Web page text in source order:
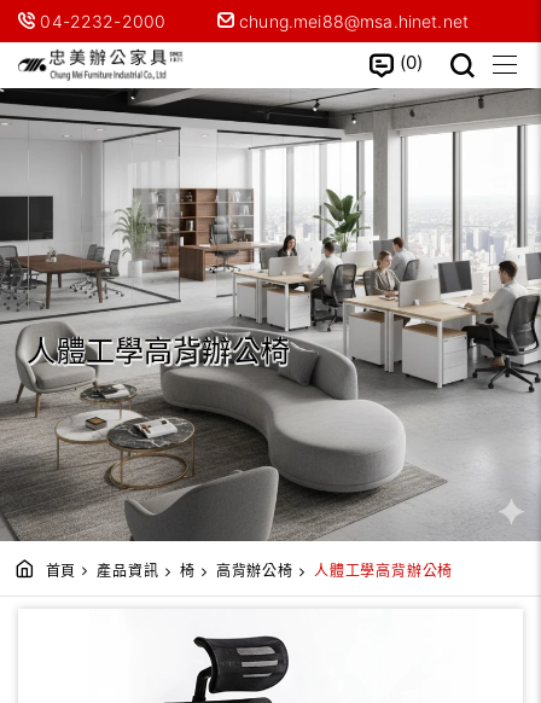
04-2232-2000 chung.mei88@msa.hinet.net
0
人體工學高背辦公椅
首頁 產品資訊 椅 高背辦公椅 人體工學高背辦公椅